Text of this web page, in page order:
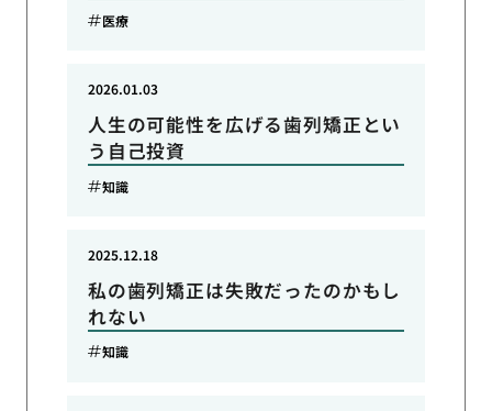
医療
人生の可能性を広げる歯列矯正とい
う自己投資
2026.01.03
知識
私の歯列矯正は失敗だったのかもし
れない
2025.12.18
知識